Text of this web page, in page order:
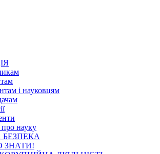
і науковцям
науку
ЗНАТИ!